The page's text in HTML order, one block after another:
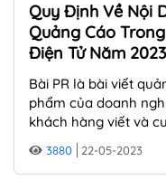
Quy Định Về Nội
Quảng Cáo
Điện Tử Năm 2023
Bài PR là bài viết
phẩm của doanh
khách hàng viết và
3880 22-05-2023